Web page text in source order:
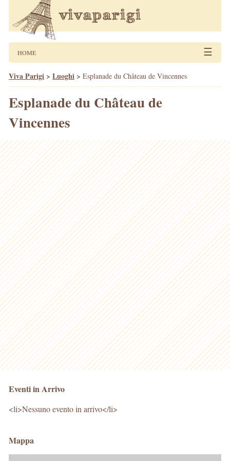
HOME ☰
Viva Parigi > Luoghi > Esplanade du Château de Vincennes
Esplanade du Château de
Vincennes
Eventi in Arrivo
<li>Nessuno evento in arrivo</li>
Mappa